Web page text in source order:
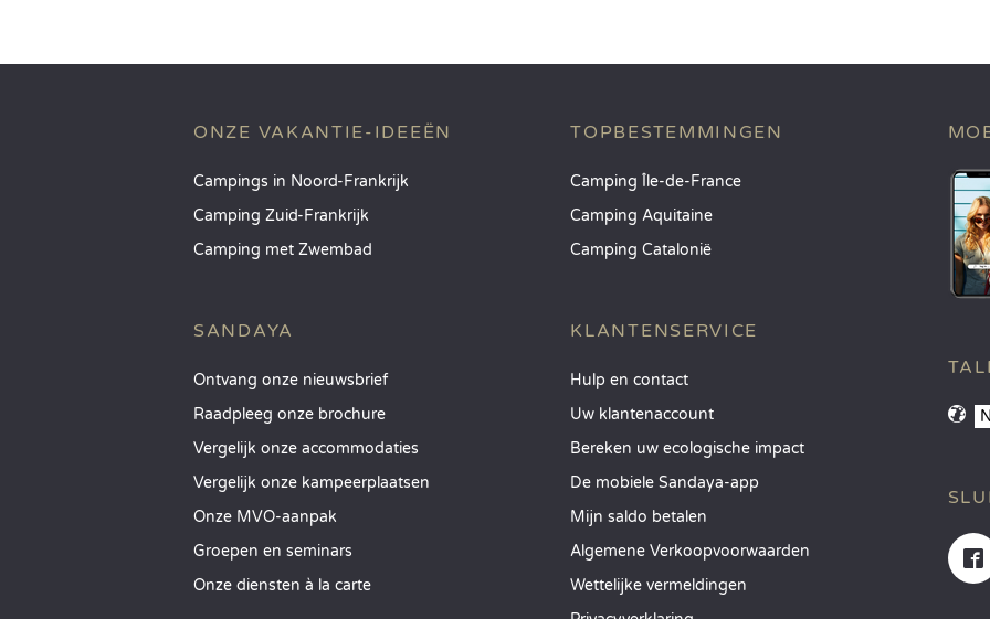
ONZE VAKANTIE-IDEEËN
Campings in Noord-Frankrijk
Camping Zuid-Frankrijk
Camping met Zwembad
SANDAYA
Ontvang onze nieuwsbrief
Raadpleeg onze brochure
Vergelijk onze accommodaties
Vergelijk onze kampeerplaatsen
Onze MVO-aanpak
Groepen en seminars
Onze diensten à la carte
TOPBESTEMMINGEN
Camping Île-de-France
Camping Aquitaine
Camping Catalonië
KLANTENSERVICE
Hulp en contact
Uw klantenaccount
Bereken uw ecologische impact
De mobiele Sandaya-app
Mijn saldo betalen
Algemene Verkoopvoorwaarden
Wettelijke vermeldingen